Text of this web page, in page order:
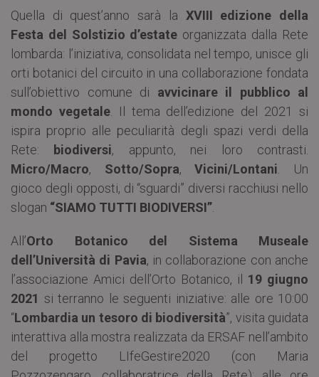
Quella di quest’anno sarà la XVIII edizione della
Festa del Solstizio d’estate organizzata dalla Rete
lombarda: l’iniziativa, consolidata nel tempo, unisce gli
orti botanici del circuito in una collaborazione fondata
sull’obiettivo comune di avvicinare il pubblico al
mondo vegetale. Il tema dell’edizione del 2021 si
ispira proprio alle peculiarità degli spazi verdi della
Rete:
biodiversi, appunto, nei loro contrasti.
Micro/Macro, Sotto/Sopra,Vicini/Lontani. Un
gioco degli opposti, di “sguardi” diversi racchiusi nello
slogan “SIAMO TUTTI BIODIVERSI”.
All’Orto Botanico del Sistema Museale
dell’Università di Pavia, in collaborazione con anche
l’associazione Amici dell’Orto Botanico, il 19 giugno
2021 si terranno le seguenti iniziative: alle ore 10:00
“Lombardia un tesoro di biodiversità”, visita guidata
interattiva alla mostra realizzata da ERSAF nell’ambito
del progetto LIfeGestire2020 (con Maria